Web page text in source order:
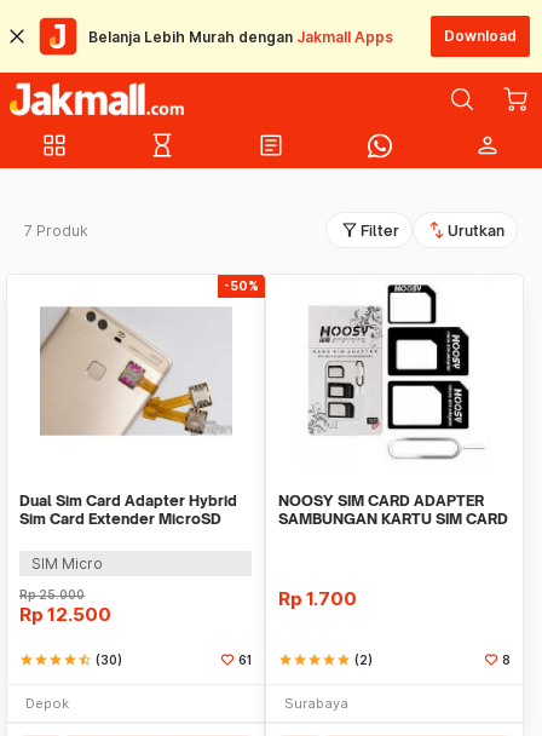
Belanja Lebih Murah dengan Jakmall Apps Download
grid_view hourglass_empty article person
7 Produk filter_alt Filter swap_vert Urutkan
-50%
Dual Sim Card Adapter Hybrid
Sim Card Extender MicroSD
SIM Micro
Rp25.000
Rp 12.500
starstarstarstarstar_half (30) 61
Depok
NOOSY SIM CARD ADAPTER
SAMBUNGAN KARTU SIM CARD
Rp 1.700
starstarstarstarstar (2) 8
Surabaya